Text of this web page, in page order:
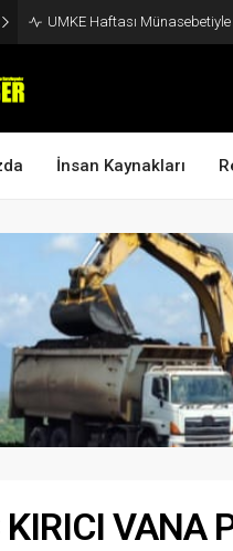
UMKE Haftası
İnsan Kaynakları
VANA